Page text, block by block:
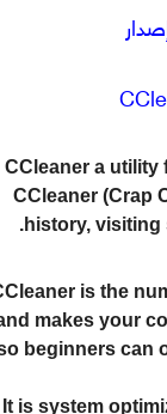
CCleaner a utility
CCleaner (Crap
history, visiting
is the
makes your
beginners can
It is system